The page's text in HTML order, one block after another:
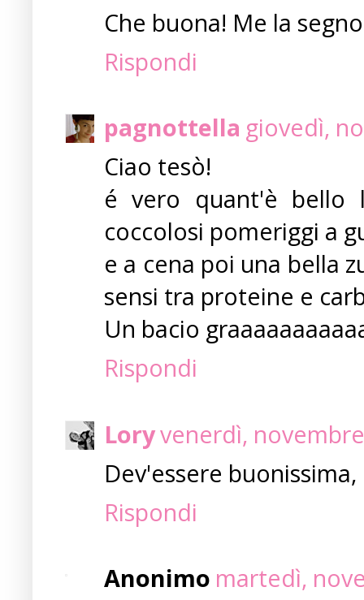
Che buona! Me la
Rispondi
pagnottella giovedì,
Ciao tesò!
é vero quant'è bello
coccolosi pomeriggi a
e a cena poi una bella
sensi tra proteine e
Un bacio
Rispondi
Loryvenerdì,
Dev'essere
Rispondi
Anonimo martedì,